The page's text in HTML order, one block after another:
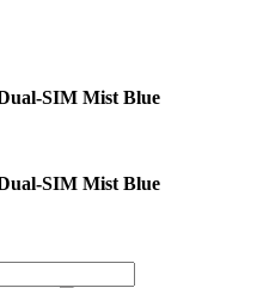
SIM Mist Blue
SIM Mist Blue